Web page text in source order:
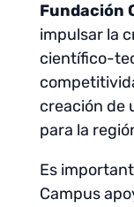
Fundación
impulsar la
científico-
creación de
para la
Es
Campus